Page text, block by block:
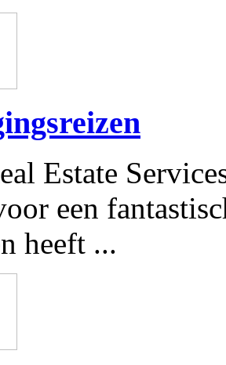
Estate
een
heeft ...